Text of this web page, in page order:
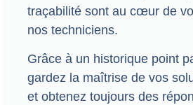
traçabilité sont au cœur de
nos techniciens.
Grâce à un historique point
gardez la maîtrise de vos
et obtenez toujours des